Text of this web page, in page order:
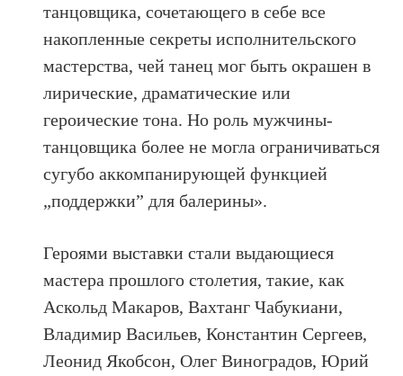
танцовщика, сочетающего в себе все
накопленные секреты исполнительского
мастерства, чей танец мог быть окрашен в
лирические, драматические или
героические тона. Но роль мужчины-
танцовщика более не могла ограничиваться
сугубо аккомпанирующей функцией
„поддержки” для балерины».
Героями выставки стали выдающиеся
мастера прошлого столетия, такие, как
Аскольд Макаров, Вахтанг Чабукиани,
Владимир Васильев, Константин Сергеев,
Леонид Якобсон, Олег Виноградов, Юрий